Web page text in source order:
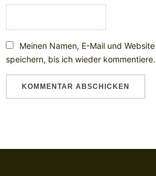
Meinen Namen, E-Mail und
speichern, bis ich wieder kommentiere.